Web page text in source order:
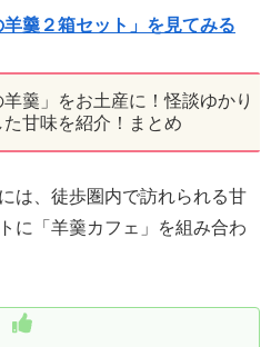
羹２箱セット」を見てみる
羹」をお土産に！怪談ゆかり
甘味を紹介！まとめ
は、徒歩圏内で訪れられる甘
に「羊羹カフェ」を組み合わ